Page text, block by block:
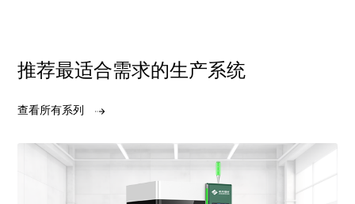
推荐最适合需求的生产系统
查看所有系列